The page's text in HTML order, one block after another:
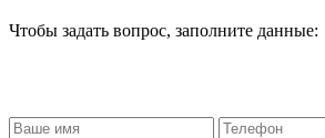
Чтобы задать вопрос, заполните данные: